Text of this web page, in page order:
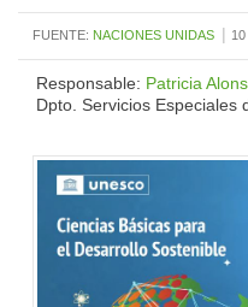
FUENTE: NACIONES UNIDAS |
Responsable: Patricia
Dpto. Servicios Especiales